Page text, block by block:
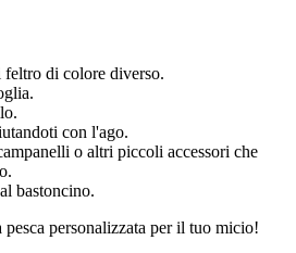
di colore diverso.
con l'ago.
o altri piccoli accessori che
bastoncino.
pesca personalizzata per il tuo micio!